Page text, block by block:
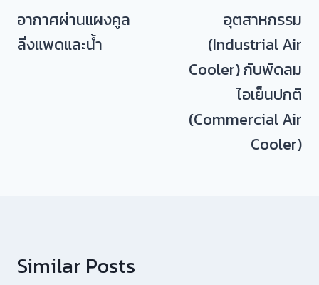
อากาศผ่านแผงคูล
ลิ่งแพดและน้ำ
อุตสาหกรรม
(Industrial Air
Cooler) กับพัดลม
ไอเย็นปกติ
(Commercial Air
Cooler)
Similar Posts